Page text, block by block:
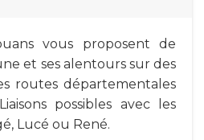
vous proposent de
et ses alentours sur des
routes départementales
possibles avec les
Lucé ou René.